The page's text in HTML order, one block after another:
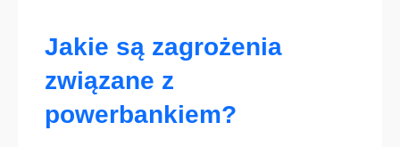
Jakie są zagrożenia
związane z
powerbankiem?